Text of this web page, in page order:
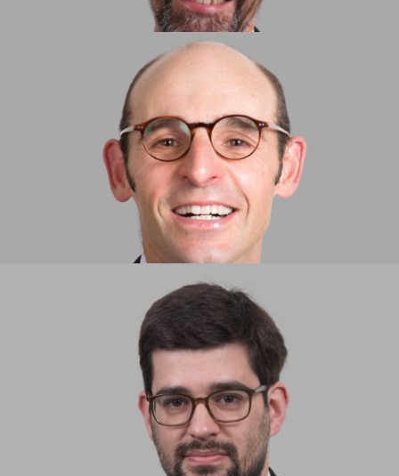
RUI LOBO MACHADO ​
JOÃO PEDRO VARELA GOMES